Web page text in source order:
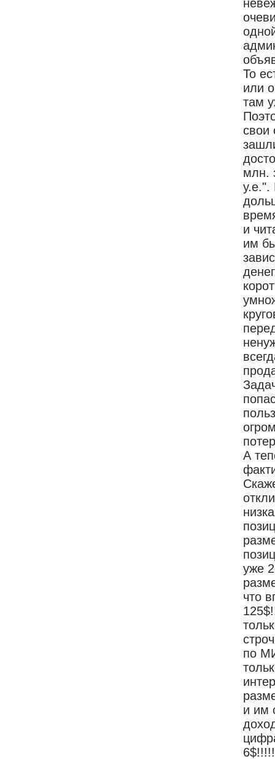
То
или
там
свои
млн.
у.е.".
и
им
А
уже
что
по
и им